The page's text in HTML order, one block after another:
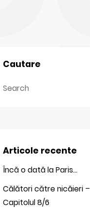
Cautare
Articole recente
Încă o dată la Paris…
Călători către nicăieri –
Capitolul 8/6